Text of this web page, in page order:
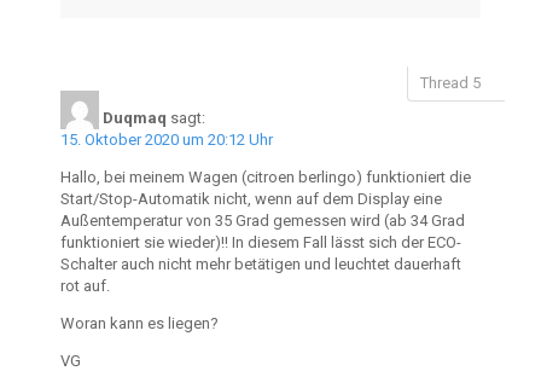
Duqmaq sagt:
15. Oktober 2020 um 20:12 Uhr
Hallo, bei meinem Wagen (citroen berlingo) funktioniert die
Start/Stop-Automatik nicht, wenn auf dem Display eine
Außentemperatur von 35 Grad gemessen wird (ab 34 Grad
funktioniert sie wieder)!! In diesem Fall lässt sich der ECO-
Schalter auch nicht mehr betätigen und leuchtet dauerhaft
rot auf.
Woran kann es liegen?
VG